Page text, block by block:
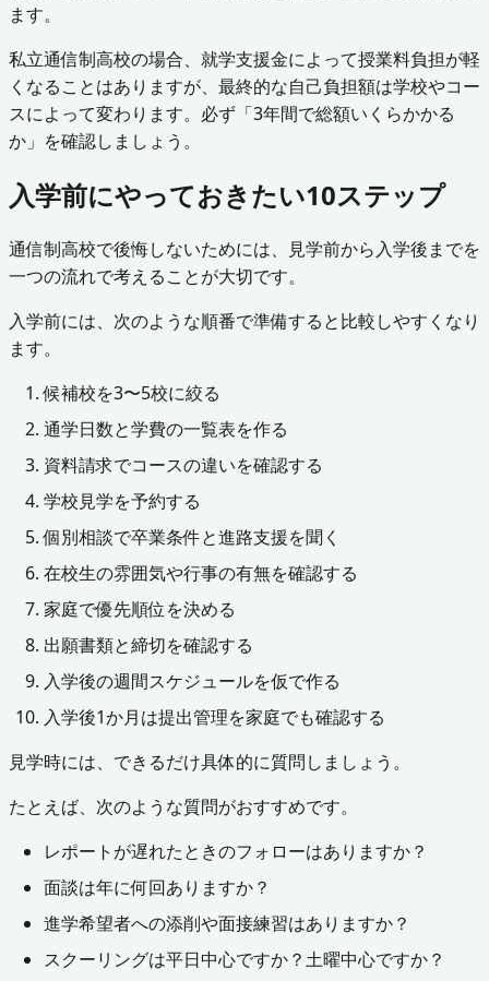
ます。
私立通信制高校の場合、就学支援金によって授業料負担が軽
くなることはありますが、最終的な自己負担額は学校やコー
スによって変わります。必ず「3年間で総額いくらかかる
か」を確認しましょう。
入学前にやっておきたい10ステップ
通信制高校で後悔しないためには、見学前から入学後までを
一つの流れで考えることが大切です。
入学前には、次のような順番で準備すると比較しやすくなり
ます。
候補校を3〜5校に絞る
通学日数と学費の一覧表を作る
資料請求でコースの違いを確認する
学校見学を予約する
個別相談で卒業条件と進路支援を聞く
在校生の雰囲気や行事の有無を確認する
家庭で優先順位を決める
出願書類と締切を確認する
入学後の週間スケジュールを仮で作る
入学後1か月は提出管理を家庭でも確認する
見学時には、できるだけ具体的に質問しましょう。
たとえば、次のような質問がおすすめです。
レポートが遅れたときのフォローはありますか？
面談は年に何回ありますか？
進学希望者への添削や面接練習はありますか？
スクーリングは平日中心ですか？土曜中心ですか？